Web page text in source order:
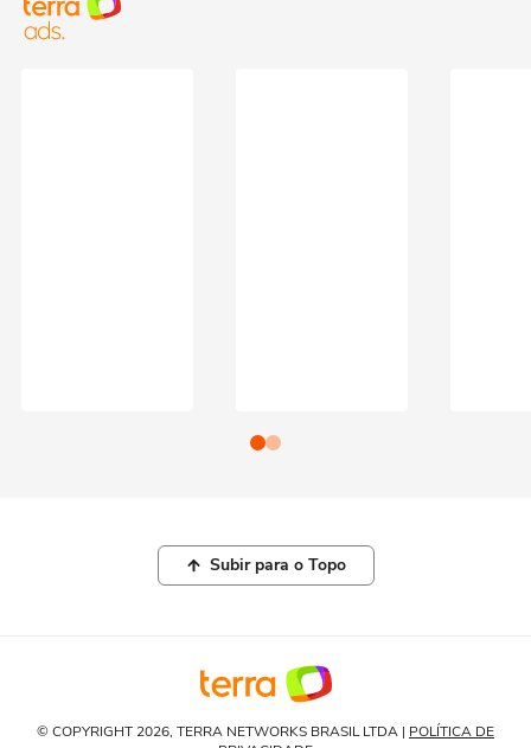
Subir para o Topo
© COPYRIGHT 2026, TERRA NETWORKS BRASIL LTDA | POLÍTICA DE